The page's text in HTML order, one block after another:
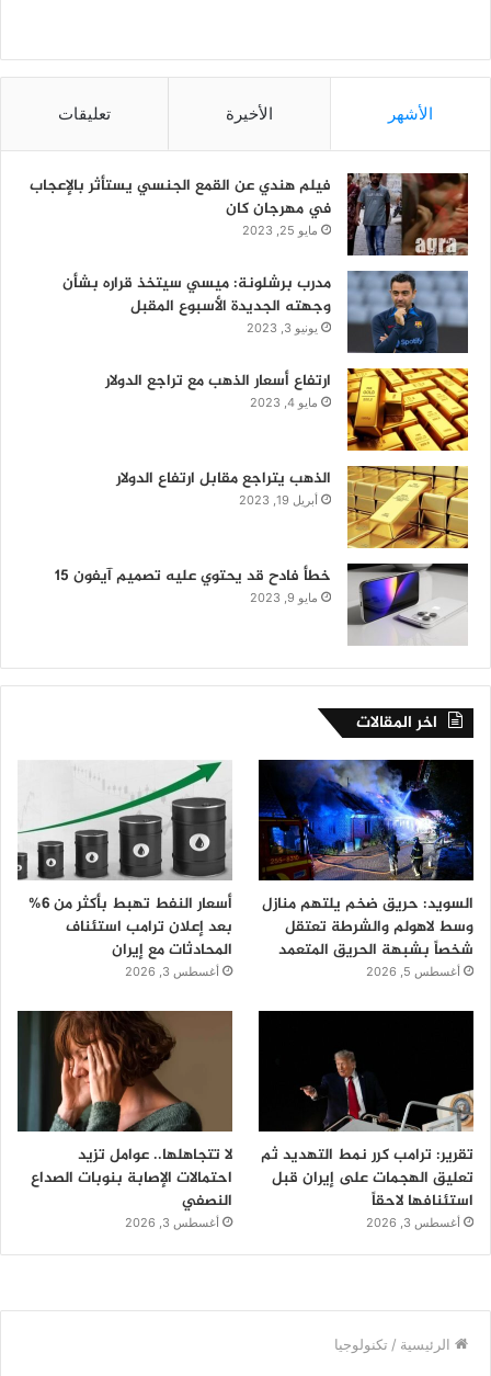
الأشهر الأخيرة تعليقات
فيلم هندي عن القمع الجنسي يستأثر بالإعجاب
في مهرجان كان
مايو 25, 2023
مدرب برشلونة: ميسي سيتخذ قراره بشأن
وجهته الجديدة الأسبوع المقبل
يونيو 3, 2023
ارتفاع أسعار الذهب مع تراجع الدولار
مايو 4, 2023
الذهب يتراجع مقابل ارتفاع الدولار
أبريل 19, 2023
خطأ فادح قد يحتوي عليه تصميم آيفون 15
مايو 9, 2023
اخر المقالات
السويد: حريق ضخم يلتهم منازل
وسط لاهولم والشرطة تعتقل
شخصاً بشبهة الحريق المتعمد
أغسطس 5, 2026
أسعار النفط تهبط بأكثر من 6%
بعد إعلان ترامب استئناف
المحادثات مع إيران
أغسطس 3, 2026
تقرير: ترامب كرر نمط التهديد ثم
تعليق الهجمات على إيران قبل
استئنافها لاحقاً
أغسطس 3, 2026
لا تتجاهلها.. عوامل تزيد
احتمالات الإصابة بنوبات الصداع
النصفي
أغسطس 3, 2026